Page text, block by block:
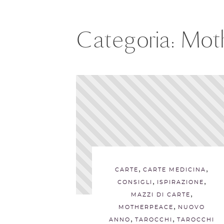
Categoria:
CARTE , CARTE MEDICINA ,
CONSIGLI , ISPIRAZIONE ,
MAZZI DI CARTE ,
MOTHERPEACE , NUOVO
ANNO , TAROCCHI , TAROCCHI